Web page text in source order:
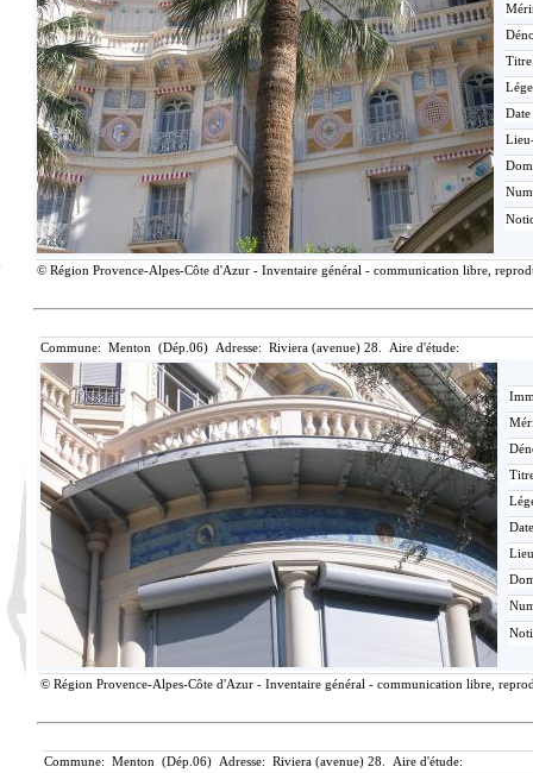
© Région Provence-Alpes-Côte d'Azur - Inventaire général - communication libre,
Commune: Menton (Dép.06) Adresse: Riviera (avenue) 28. Aire d'étude:
© Région Provence-Alpes-Côte d'Azur - Inventaire général - communication libre,
Commune: Menton (Dép.06) Adresse: Riviera (avenue) 28. Aire d'étude: